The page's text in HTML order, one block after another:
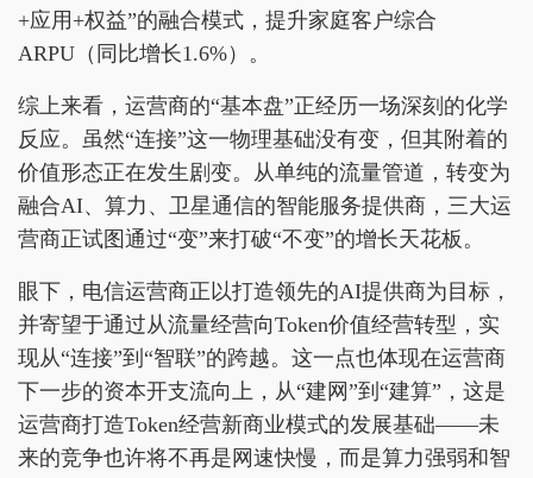
+应用+权益”的融合模式，提升家庭客户综合
ARPU（同比增长1.6%）。
综上来看，运营商的“基本盘”正经历一场深刻的化学
反应。虽然“连接”这一物理基础没有变，但其附着的
价值形态正在发生剧变。从单纯的流量管道，转变为
融合AI、算力、卫星通信的智能服务提供商，三大运
营商正试图通过“变”来打破“不变”的增长天花板。
眼下，电信运营商正以打造领先的AI提供商为目标，
并寄望于通过从流量经营向Token价值经营转型，实
现从“连接”到“智联”的跨越。这一点也体现在运营商
下一步的资本开支流向上，从“建网”到“建算”，这是
运营商打造Token经营新商业模式的发展基础——未
来的竞争也许将不再是网速快慢，而是算力强弱和智